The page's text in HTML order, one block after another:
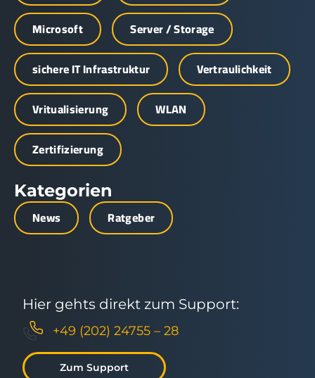
Microsoft
Server / Storage
sichere IT Infrastruktur
Vertraulichkeit
Vritualisierung
WLAN
Zertifizierung
Kategorien
News Ratgeber
Hier gehts direkt zum Support:
+49 (202) 24755 – 28
Zum Support